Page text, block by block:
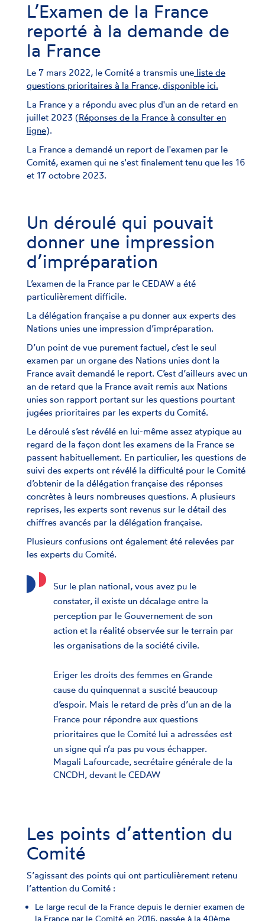
L’Examen de la France
reporté à la demande de
la France
Le 7 mars 2022, le Comité a transmis une liste de
questions prioritaires à la France, disponible ici.
La France y a répondu avec plus d'un an de retard en
juillet 2023 (Réponses de la France à consulter en
ligne).
La France a demandé un report de l'examen par le
Comité, examen qui ne s'est finalement tenu que les 16
et 17 octobre 2023.
Un déroulé qui pouvait
donner une impression
d’impréparation
L’examen de la France par le CEDAW a été
particulièrement difficile.
La délégation française a pu donner aux experts des
Nations unies une impression d’impréparation.
D’un point de vue purement factuel, c’est le seul
examen par un organe des Nations unies dont la
France avait demandé le report. C’est d’ailleurs avec un
an de retard que la France avait remis aux Nations
unies son rapport portant sur les questions pourtant
jugées prioritaires par les experts du Comité.
Le déroulé s’est révélé en lui-même assez atypique au
regard de la façon dont les examens de la France se
passent habituellement. En particulier, les questions de
suivi des experts ont révélé la difficulté pour le Comité
d’obtenir de la délégation française des réponses
concrètes à leurs nombreuses questions. A plusieurs
reprises, les experts sont revenus sur le détail des
chiffres avancés par la délégation française.
Plusieurs confusions ont également été relevées par
les experts du Comité.
Sur le plan national, vous avez pu le
constater, il existe un décalage entre la
perception par le Gouvernement de son
action et la réalité observée sur le terrain par
les organisations de la société civile.
Eriger les droits des femmes en Grande
cause du quinquennat a suscité beaucoup
d’espoir. Mais le retard de près d’un an de la
France pour répondre aux questions
prioritaires que le Comité lui a adressées est
un signe qui n’a pas pu vous échapper.
Magali Lafourcade, secrétaire générale de la
CNCDH, devant le CEDAW
Les points d’attention du
Comité
S’agissant des points qui ont particulièrement retenu
l’attention du Comité :
Le large recul de la France depuis le dernier examen de
la France par le Comité en 2016, passée à la 40ème